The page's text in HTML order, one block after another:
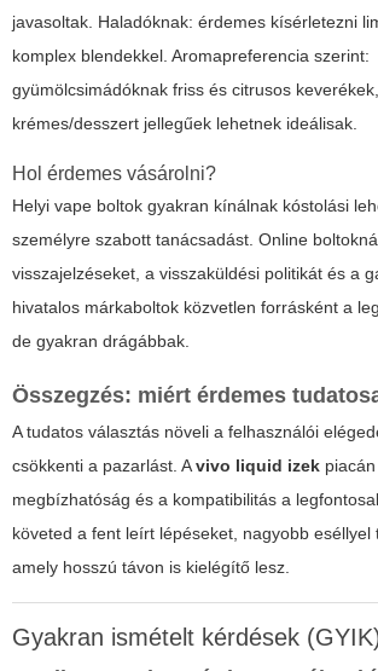
javasoltak. Haladóknak: érdemes kísérletezni
komplex blendekkel. Aromapreferencia szerint:
gyümölcsimádóknak friss és citrusos
krémes/desszert jellegűek lehetnek ideálisak.
Hol érdemes vásárolni?
Helyi vape boltok gyakran kínálnak kóstolási
személyre szabott tanácsadást. Online
visszajelzéseket, a visszaküldési politikát és a
hivatalos márkaboltok közvetlen forrásként a
de gyakran drágábbak.
Összegzés: miért érdemes
A tudatos választás növeli a felhasználói
csökkenti a pazarlást. Avivo liquid izek
megbízhatóság és a kompatibilitás a
követed a fent leírt lépéseket, nagyobb eséllyel
amely hosszú távon is kielégítő lesz.
Gyakran ismételt kérdések